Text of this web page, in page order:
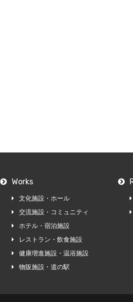
Works
文化施設・ホール
交流施設・コミュニティ
ホテル・宿泊施設
レストラン・飲食施設
健康増進施設・温浴施設
物販施設・道の駅